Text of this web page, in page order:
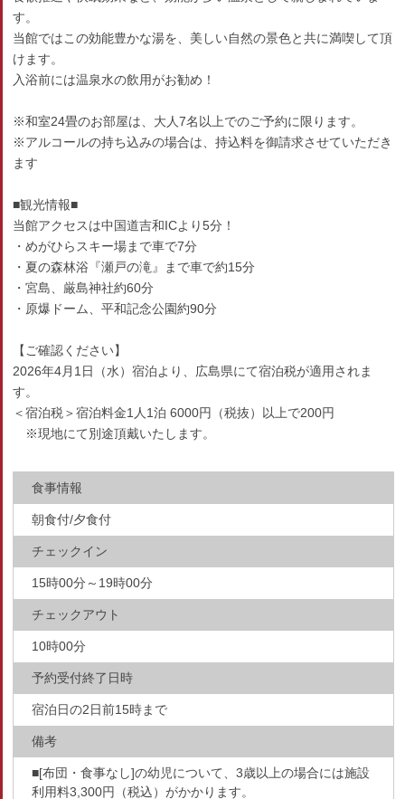
す。
当館ではこの効能豊かな湯を、美しい自然の景色と共に満喫して頂
けます。
入浴前には温泉水の飲用がお勧め！
※和室24畳のお部屋は、大人7名以上でのご予約に限ります。
※アルコールの持ち込みの場合は、持込料を御請求させていただき
ます
■観光情報■
当館アクセスは中国道吉和ICより5分！
・めがひらスキー場まで車で7分
・夏の森林浴『瀬戸の滝』まで車で約15分
・宮島、厳島神社約60分
・原爆ドーム、平和記念公園約90分
【ご確認ください】
2026年4月1日（水）宿泊より、広島県にて宿泊税が適用されま
す。
＜宿泊税＞宿泊料金1人1泊 6000円（税抜）以上で200円
※現地にて別途頂戴いたします。
食事情報
朝食付/夕食付
チェックイン
15時00分～19時00分
チェックアウト
10時00分
予約受付終了日時
宿泊日の2日前15時まで
備考
■[布団・食事なし]の幼児について、3歳以上の場合には施設
利用料3,300円（税込）がかかります。